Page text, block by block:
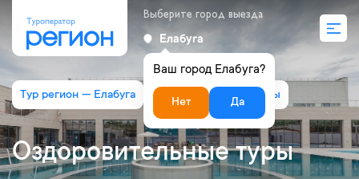
Выберите город выезда
Елабуга
Ваш город Елабуга?
Нет Да
Тур регион — Елабуга Оздоровительные туры
Оздоровительные туры